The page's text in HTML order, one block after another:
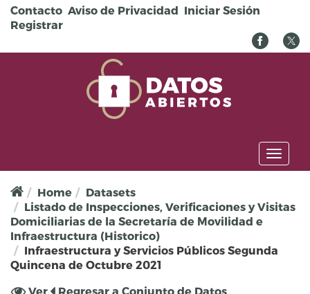
Pasar al contenido principal
Contacto Aviso de Privacidad Iniciar Sesión
Registrar
Toggle
Home
Datasets
Listado de Inspecciones, Verificaciones y Visitas
Domiciliarias de la Secretaría de Movilidad e
Infraestructura (Historico)
Infraestructura y Servicios Públicos Segunda
Quincena de Octubre 2021
Ver (solapa
Regresar a Conjunto de Datos